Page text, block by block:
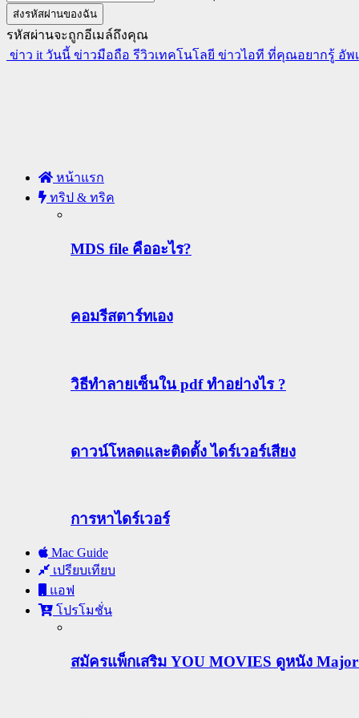
รหัสผ่านจะถูกอีเมล์ถึงคุณ
ข่าว it วันนี้ ข่าวมือถือ รีวิวเทคโนโลยี ข่าวไอที ที่คุณอยากรู้ อัพ
หน้าแรก
ทริป & ทริค
MDS file คืออะไร?
คอมรีสตาร์ทเอง
วิธีทําลายเซ็นใน pdf ทำอย่างไร ?
ดาวน์โหลดและติดตั้ง ไดร์เวอร์เสียง
การหาไดร์เวอร์
Mac Guide
เปรียบเทียบ
แอฟ
โปรโมชั่น
สมัครแพ็กเสริม YOU MOVIES ดูหนัง